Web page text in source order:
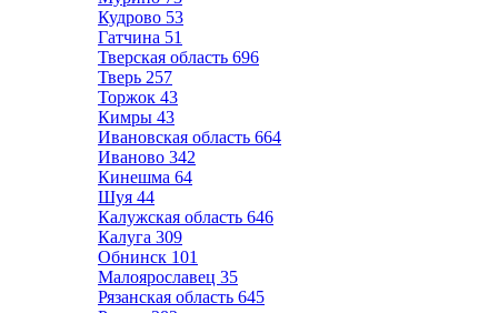
Кудрово 53
Гатчина 51
Тверская область 696
Тверь 257
Торжок 43
Кимры 43
Ивановская область 664
Иваново 342
Кинешма 64
Шуя 44
Калужская область 646
Калуга 309
Обнинск 101
Малоярославец 35
Рязанская область 645